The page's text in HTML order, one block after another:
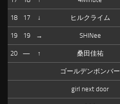
18 17 ↓ ヒルクライム
19 19 → SHINee
20 — ↑ 桑田佳祐
ゴールデンボンバー
girl next door